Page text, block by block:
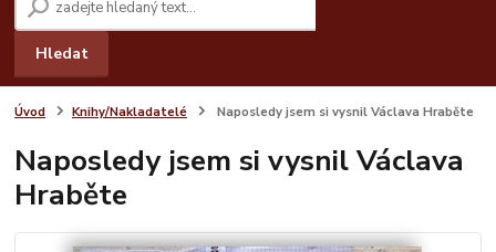
Hledat
Úvod Knihy/Nakladatelé Naposledy jsem si vysnil Václava Hraběte
Naposledy jsem si vysnil Václava
Hraběte